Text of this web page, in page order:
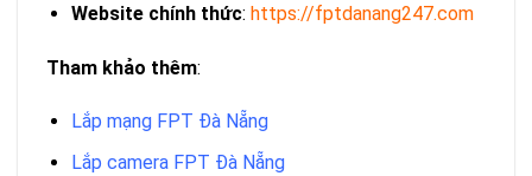
Website chính thức: https://fptdanang247.com
Tham khảo thêm:
Lắp mạng FPT Đà Nẵng
Lắp camera FPT Đà Nẵng